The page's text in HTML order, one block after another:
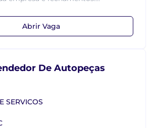
Abrir Vaga
De Autopeças
SERVICOS